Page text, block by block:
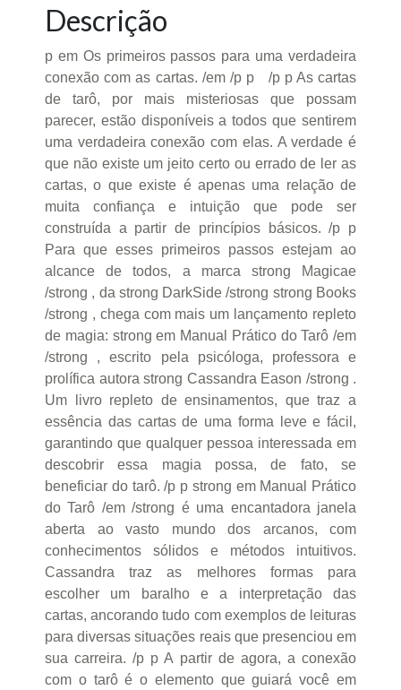
Descrição
p em Os primeiros passos para uma verdadeira
conexão com as cartas. /em /p p /p p As cartas
de tarô, por mais misteriosas que possam
parecer, estão disponíveis a todos que sentirem
uma verdadeira conexão com elas. A verdade é
que não existe um jeito certo ou errado de ler as
cartas, o que existe é apenas uma relação de
muita confiança e intuição que pode ser
construída a partir de princípios básicos. /p p
Para que esses primeiros passos estejam ao
alcance de todos, a marca strong Magicae
/strong , da strong DarkSide /strong strong Books
/strong , chega com mais um lançamento repleto
de magia: strong em Manual Prático do Tarô /em
/strong , escrito pela psicóloga, professora e
prolífica autora strong Cassandra Eason /strong .
Um livro repleto de ensinamentos, que traz a
essência das cartas de uma forma leve e fácil,
garantindo que qualquer pessoa interessada em
descobrir essa magia possa, de fato, se
beneficiar do tarô. /p p strong em Manual Prático
do Tarô /em /strong é uma encantadora janela
aberta ao vasto mundo dos arcanos, com
conhecimentos sólidos e métodos intuitivos.
Cassandra traz as melhores formas para
escolher um baralho e a interpretação das
cartas, ancorando tudo com exemplos de leituras
para diversas situações reais que presenciou em
sua carreira. /p p A partir de agora, a conexão
com o tarô é o elemento que guiará você em